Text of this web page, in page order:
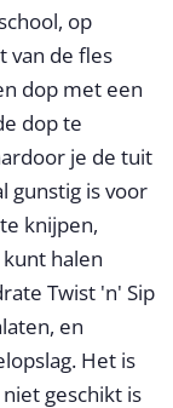
op
van de fles
dop met een
dop te
je de tuit
gunstig is voor
knijpen,
halen
Twist 'n' Sip
en
Het is
geschikt is